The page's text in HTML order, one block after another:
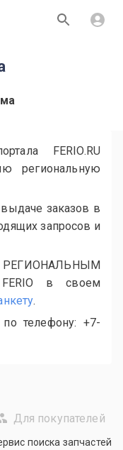
FERIO.RU
региональную
заказов в
запросов и
в своем
.
телефону: +7-
Для покупателей
поиска запчастей